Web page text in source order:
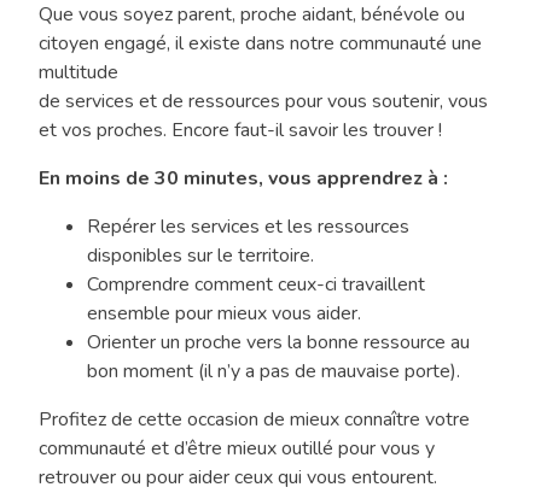
Que vous soyez parent, proche aidant, bénévole ou
citoyen engagé, il existe dans notre communauté une
multitude
de services et de ressources pour vous soutenir, vous
et vos proches. Encore faut-il savoir les trouver !
En moins de 30 minutes, vous apprendrez à :
Repérer les services et les ressources
disponibles sur le territoire.
Comprendre comment ceux-ci travaillent
ensemble pour mieux vous aider.
Orienter un proche vers la bonne ressource au
bon moment (il n’y a pas de mauvaise porte).
Profitez de cette occasion de mieux connaître votre
communauté et d’être mieux outillé pour vous y
retrouver ou pour aider ceux qui vous entourent.